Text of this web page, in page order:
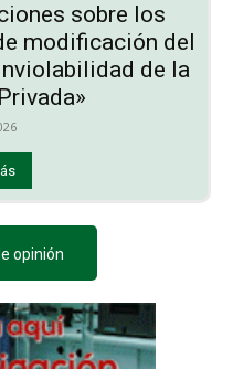
sobre los
modificación del
de la
opinión